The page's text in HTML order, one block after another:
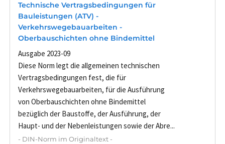
Technische Vertragsbedingungen für
Bauleistungen (ATV) -
Verkehrswegebauarbeiten -
Oberbauschichten ohne Bindemittel
Ausgabe 2023-09
Diese Norm legt die allgemeinen technischen
Vertragsbedingungen fest, die für
Verkehrswegebauarbeiten, für die Ausführung
von Oberbauschichten ohne Bindemittel
bezüglich der Baustoffe, der Ausführung, der
Haupt- und der Nebenleistungen sowie der Abre...
- DIN-Norm im Originaltext -